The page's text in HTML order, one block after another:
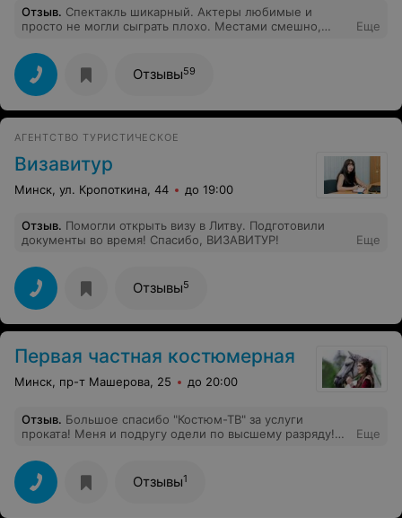
Отзыв. Спектакль шикарный. Актеры любимые и
просто не могли сыграть плохо. Местами смешно,
Представляю, как бы хорошо это смотрелось на сцене
любимого и уютного РТБД
Еще
Отзывы59
АГЕНТСТВО ТУРИСТИЧЕСКОЕ
Визавитур
Минск, ул. Кропоткина, 44 до 19:00
Отзыв. Помогли открыть визу в Литву. Подготовили
документы во время! Спасибо, ВИЗАВИТУР!
Еще
Отзывы5
Первая частная костюмерная
Минск, пр-т Машерова, 25 до 20:00
Отзыв. Большое спасибо "Костюм-ТВ" за услуги
проката! Меня и подругу одели по высшему разряду!
высоте! И совсем недорого)))
Еще
Отзывы1